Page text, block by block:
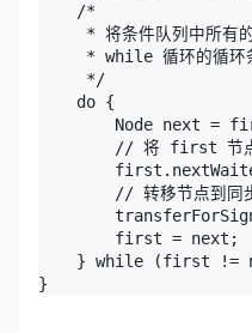
    /*
* 将条件队列中所有
* while 循环的循环
     */
    do {
Node next =
// 将 first 节
// 转移节点到同
first =
} while (first !=